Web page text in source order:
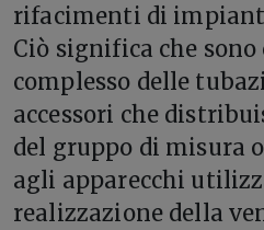
rifacimenti di
Ciò significa che sono
complesso delle
accessori che
del gruppo di misura
agli apparecchi
realizzazione della